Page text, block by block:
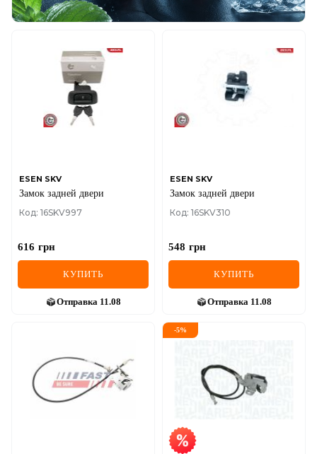
ESEN SKV
Замок задней двери
Код: 16SKV997
616 грн
КУПИТЬ
Отправка 11.08
ESEN SKV
Замок задней двери
Код: 16SKV310
548 грн
КУПИТЬ
Отправка 11.08
-5%